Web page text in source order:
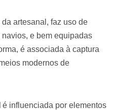
da artesanal, faz uso de
e bem equipadas
é associada à captura
modernos de
é influenciada por elementos